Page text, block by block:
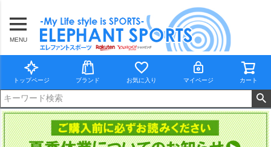
MENU
トップページ ブランド お気に入り マイページ カート
カラー
在庫なし商品を表示しない
並び順
新着順